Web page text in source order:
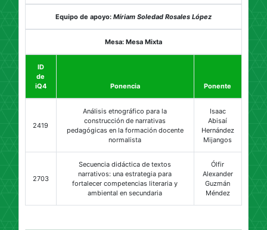
Equipo de apoyo: Míriam Soledad Rosales López
Mesa: Mesa Mixta
ID
de
iQ4
Ponencia Ponente
2419
Análisis etnográfico para la
construcción de narrativas
pedagógicas en la formación docente
normalista
Isaac
Abisaí
Hernández
Mijangos
2703
Secuencia didáctica de textos
narrativos: una estrategia para
fortalecer competencias literaria y
ambiental en secundaria
Ólfir
Alexander
Guzmán
Méndez